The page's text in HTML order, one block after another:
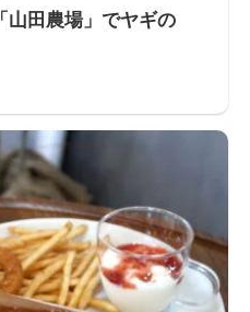
山田農場」でヤギの